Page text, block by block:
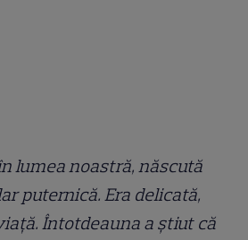
lumea noastră, născută
puternică. Era delicată,
Întotdeauna a știut că